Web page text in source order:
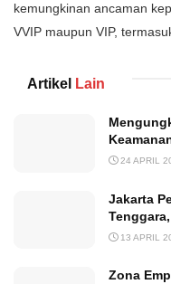
kemungkinan ancaman
VVIP maupun VIP,
Artikel Lain
24 APRIL
Jakarta
13 APRIL
Zona